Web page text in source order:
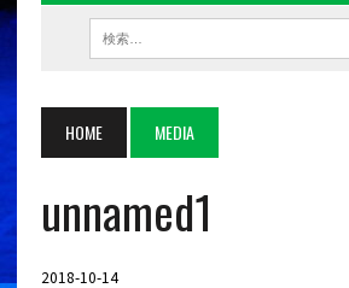
HOME MEDIA
unnamed1
2018-10-14